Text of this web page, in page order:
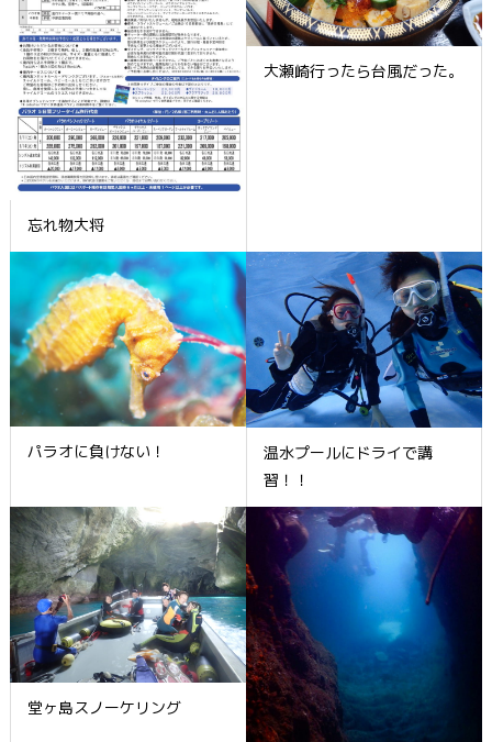
忘れ物大将
大瀬崎行ったら台風だった。
パラオに負けない！
温水プールにドライで講
習！！
堂ヶ島スノーケリング